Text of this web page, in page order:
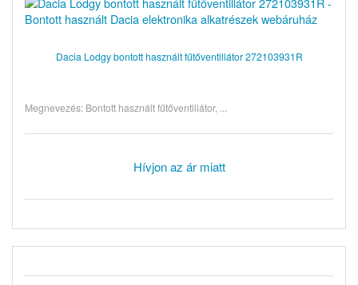
Dacia Lodgy bontott használt fűtőventillátor 272103931R
Megnevezés: Bontott használt fűtőventillátor, ...
Hívjon az ár miatt